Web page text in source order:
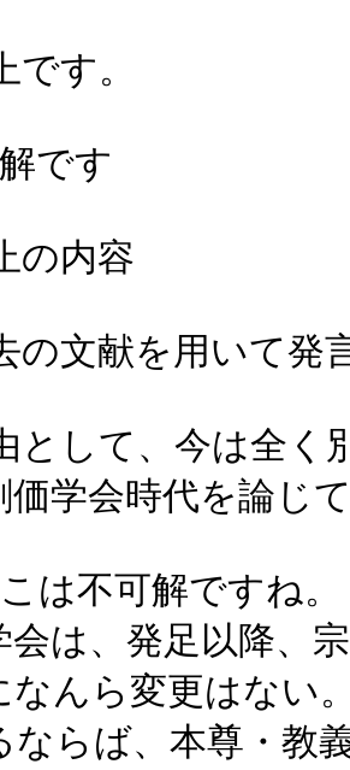
す。
です
の内容
の文献を用いて発
として、今は全く
学会時代を論じ
は不可解ですね。
会は、発足以降、
んら変更はない
ならば、本尊・教